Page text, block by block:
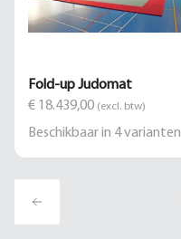
Fold-up Judomat
€ 18.439,00 (excl. btw)
Beschikbaar in 4varianten